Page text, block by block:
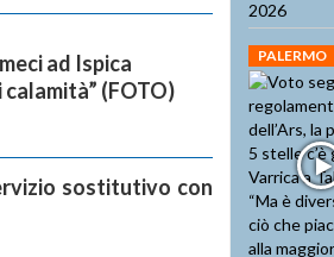
ad Ispica
(FOTO)
sostitutivo con
PALERMO